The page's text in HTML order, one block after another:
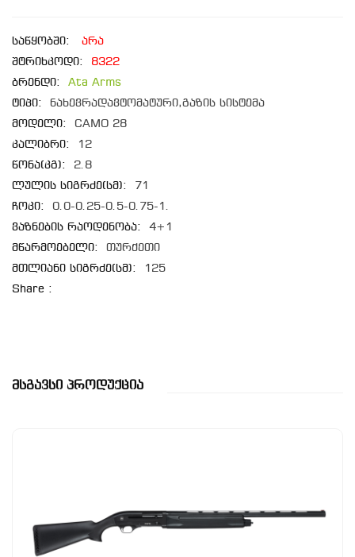
საწყობში:
არა
შტრიხკოდი:
8322
ბრენდი:
Ata Arms
ტიპი:
ნახევრადავტომატური,გაზის სისტემა
მოდელი:
CAMO 28
კალიბრი:
12
წონა(კგ):
2.8
ლულის სიგრძე(სმ):
71
ჩოკი:
0.0-0.25-0.5-0.75-1.
ვაზნების რაოდენობა:
4+1
მწარმოებელი:
თურქეთი
მთლიანი სიგრძე(სმ):
125
Share :
Მსგავსი Პროდუქცია